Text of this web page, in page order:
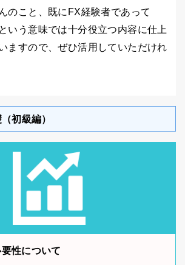
のこと、既にFX経験者であって
いう意味では十分役立つ内容に仕上
ますので、ぜひ活用していただけれ
初級編）
性について